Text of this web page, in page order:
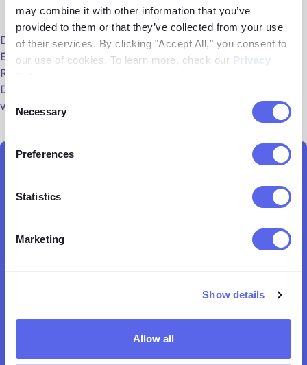
may combine it with other information that you’ve
provided to them or that they’ve collected from your use
of their services. By clicking "Accept All," you consent to
our use of cookies. To learn more, check our Privacy
Selection
Necessary
Preferences
Statistics
Marketing
Show details
Allow all
Risikobewertungen
Da der US-Markt zweifellos ein Vorreiter in der
Entwicklung von KI-Technologie ist, sollte eine solche
Regulierung so schnell wie möglich durchgeführt werden.
Das würde definitiv dazu beitragen, die wachsende Liste
vonKI-Gefahren für die kommenden Jahre zu verhindern .